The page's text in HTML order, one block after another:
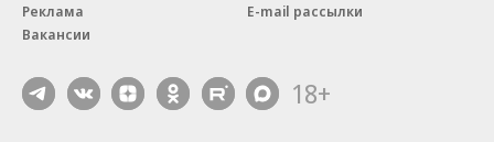
Реклама
Вакансии
E-mail рассылки
18+